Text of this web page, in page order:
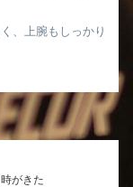
、上腕もしっかり
がきた